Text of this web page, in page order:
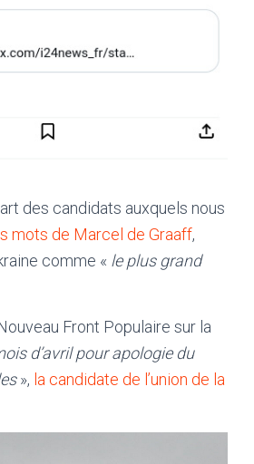
des candidats auxquels nous
mots de Marcel de Graaff,
comme « le plus grand
Front Populaire sur la
d’avril pour apologie du
», la candidate de l’union de la